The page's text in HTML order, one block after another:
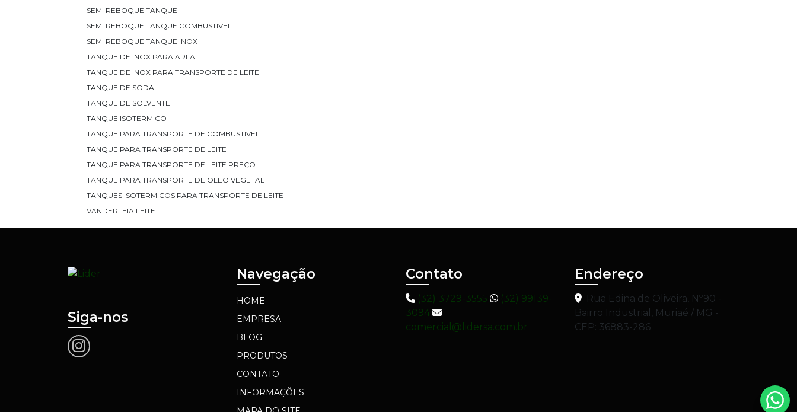
SEMI REBOQUE TANQUE
SEMI REBOQUE TANQUE COMBUSTIVEL
SEMI REBOQUE TANQUE INOX
TANQUE DE INOX PARA ARLA
TANQUE DE INOX PARA TRANSPORTE DE LEITE
TANQUE DE SODA
TANQUE DE SOLVENTE
TANQUE ISOTERMICO
TANQUE PARA TRANSPORTE DE COMBUSTIVEL
TANQUE PARA TRANSPORTE DE LEITE
TANQUE PARA TRANSPORTE DE LEITE PREÇO
TANQUE PARA TRANSPORTE DE OLEO VEGETAL
TANQUES ISOTERMICOS PARA TRANSPORTE DE LEITE
VANDERLEIA LEITE
Siga-nos
Navegação
HOME
EMPRESA
BLOG
PRODUTOS
CONTATO
INFORMAÇÕES
Contato
(32) 3729-3555
(32) 99139-
3094
comercial@lidersa.com.br
Endereço
Rua Edina de Oliveira, Nº90 -
Bairro Industrial, Muriaé / MG -
CEP: 36883-286